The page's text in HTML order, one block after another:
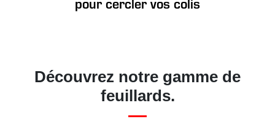
Découvrez notre gamme de
feuillards.